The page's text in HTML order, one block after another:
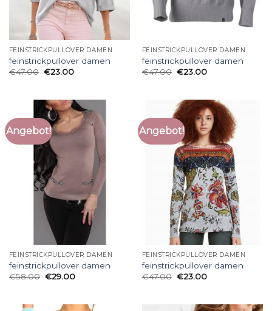
FEINSTRICKPULLOVER DAMEN
feinstrickpullover damen
€47.00 €23.00
FEINSTRICKPULLOVER DAMEN
feinstrickpullover damen
€47.00 €23.00
Angebot!
FEINSTRICKPULLOVER DAMEN
feinstrickpullover damen
€58.00 €29.00
Angebot!
FEINSTRICKPULLOVER DAMEN
feinstrickpullover damen
€47.00 €23.00